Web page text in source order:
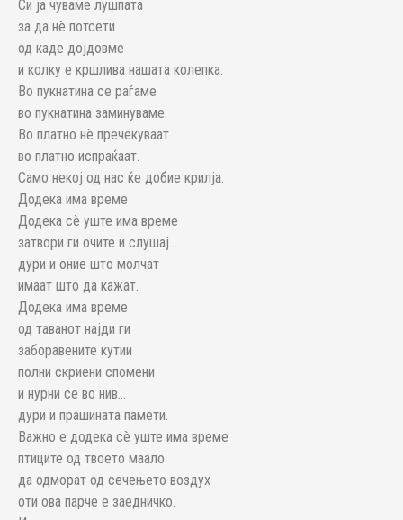
Си ја чуваме лушпата
за да нè потсети
од каде дојдовме
и колку е кршлива нашата колепка.
Во пукнатина се раѓаме
во пукнатина заминуваме.
Во платно нè пречекуваат
во платно испраќаат.
Само некој од нас ќе добие крилја.
Додека има време
Додека сè уште има време
затвори ги очите и слушај…
дури и оние што молчат
имаат што да кажат.
Додека има време
од таванот најди ги
заборавените кутии
полни скриени спомени
и нурни се во нив…
дури и прашината памети.
Важно е додека сè уште има време
птиците од твоето маало
да одморат од сечењето воздух
оти ова парче е заедничко.